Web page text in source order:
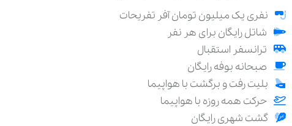
نفری یک میلیون تومان آفر تفریحات
شاتل رایگان برای هر نفر
ترانسفر استقبال
صبحانه بوفه رایگان
بلیت رفت و برگشت با هواپیما
حرکت همه روزه با هواپیما
گشت شهری رایگان